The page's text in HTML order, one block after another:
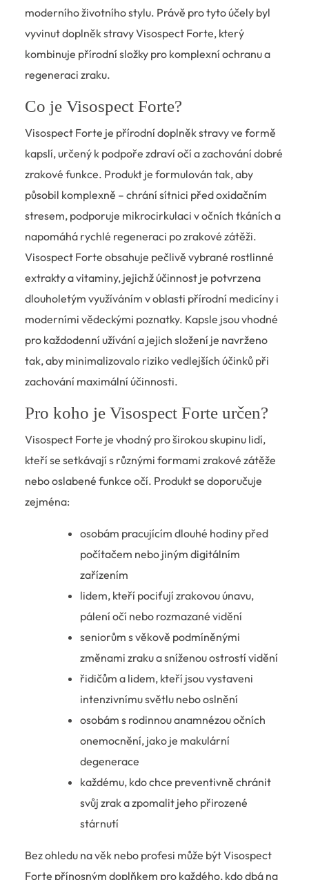
moderního životního stylu. Právě pro tyto účely byl
vyvinut doplněk stravy Visospect Forte, který
kombinuje přírodní složky pro komplexní ochranu a
regeneraci zraku.
Co je Visospect Forte?
Visospect Forte je přírodní doplněk stravy ve formě
kapslí, určený k podpoře zdraví očí a zachování dobré
zrakové funkce. Produkt je formulován tak, aby
působil komplexně – chrání sítnici před oxidačním
stresem, podporuje mikrocirkulaci v očních tkáních a
napomáhá rychlé regeneraci po zrakové zátěži.
Visospect Forte obsahuje pečlivě vybrané rostlinné
extrakty a vitaminy, jejichž účinnost je potvrzena
dlouholetým využíváním v oblasti přírodní medicíny i
moderními vědeckými poznatky. Kapsle jsou vhodné
pro každodenní užívání a jejich složení je navrženo
tak, aby minimalizovalo riziko vedlejších účinků při
zachování maximální účinnosti.
Pro koho je Visospect Forte určen?
Visospect Forte je vhodný pro širokou skupinu lidí,
kteří se setkávají s různými formami zrakové zátěže
nebo oslabené funkce očí. Produkt se doporučuje
zejména:
osobám pracujícím dlouhé hodiny před
počítačem nebo jiným digitálním
zařízením
lidem, kteří pociťují zrakovou únavu,
pálení očí nebo rozmazané vidění
seniorům s věkově podmíněnými
změnami zraku a sníženou ostrostí vidění
řidičům a lidem, kteří jsou vystaveni
intenzivnímu světlu nebo oslnění
osobám s rodinnou anamnézou očních
onemocnění, jako je makulární
degenerace
každému, kdo chce preventivně chránit
svůj zrak a zpomalit jeho přirozené
stárnutí
Bez ohledu na věk nebo profesi může být Visospect
Forte přínosným doplňkem pro každého, kdo dbá na